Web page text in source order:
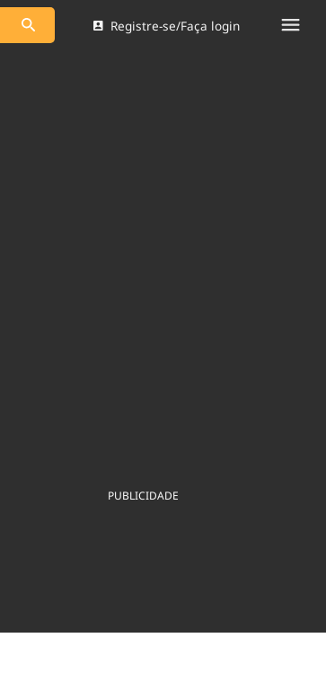
Registre-se/Faça login
PUBLICIDADE